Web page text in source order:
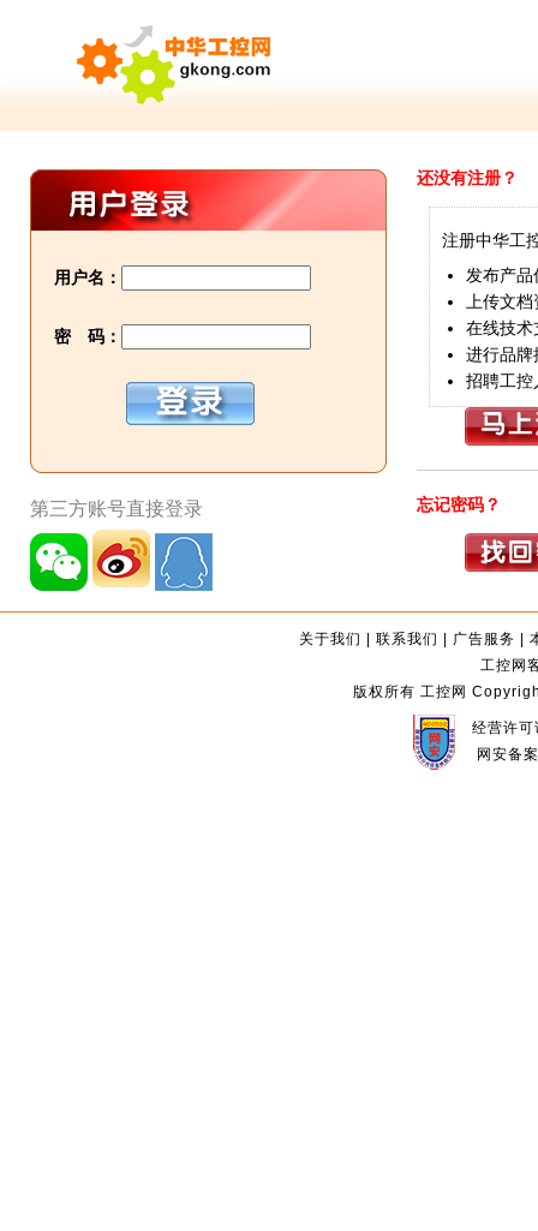
用户名：
密 码：
第三方账号直接登录
还没有注册？
注册中华工
发布产品
上传文档
在线技术
进行品牌
招聘工控
忘记密码？
关于我们 |联系我们 | 广告服务 |
工控网
版权所有 工控网
经营许
网安备